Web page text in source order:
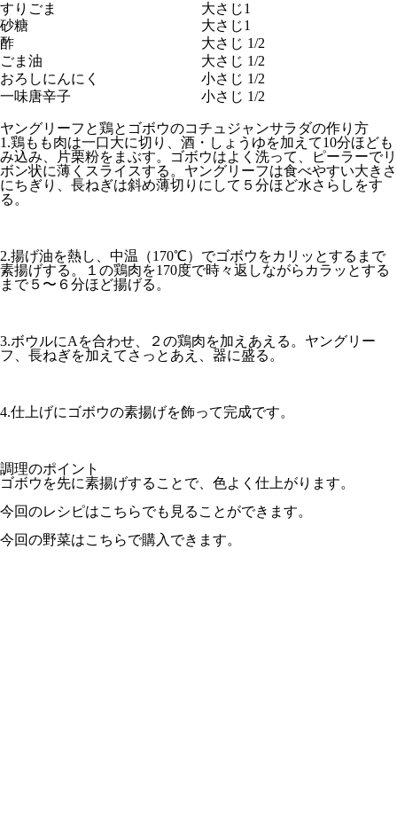
すりごま
大さじ1
砂糖
大さじ1
酢
大さじ 1/2
ごま油
大さじ 1/2
おろしにんにく
小さじ 1/2
一味唐辛子
小さじ 1/2
ヤングリーフと鶏とゴボウのコチュジャンサラダの作り方
1.鶏もも肉は一口大に切り、酒・しょうゆを加えて10分ほども
み込み、片栗粉をまぶす。ゴボウはよく洗って、ピーラーでリ
ボン状に薄くスライスする。ヤングリーフは食べやすい大きさ
にちぎり、長ねぎは斜め薄切りにして５分ほど水さらしをす
る。
2.揚げ油を熱し、中温（170℃）でゴボウをカリッとするまで
素揚げする。１の鶏肉を170度で時々返しながらカラッとする
まで５〜６分ほど揚げる。
3.ボウルにAを合わせ、２の鶏肉を加えあえる。ヤングリー
フ、長ねぎを加えてさっとあえ、器に盛る。
4.仕上げにゴボウの素揚げを飾って完成です。
調理のポイント
ゴボウを先に素揚げすることで、色よく仕上がります。
今回のレシピはこちらでも見ることができます。
今回の野菜はこちらで購入できます。